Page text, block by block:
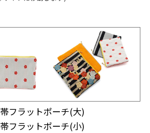
帯フラットポーチ(大)
帯フラットポーチ(小)